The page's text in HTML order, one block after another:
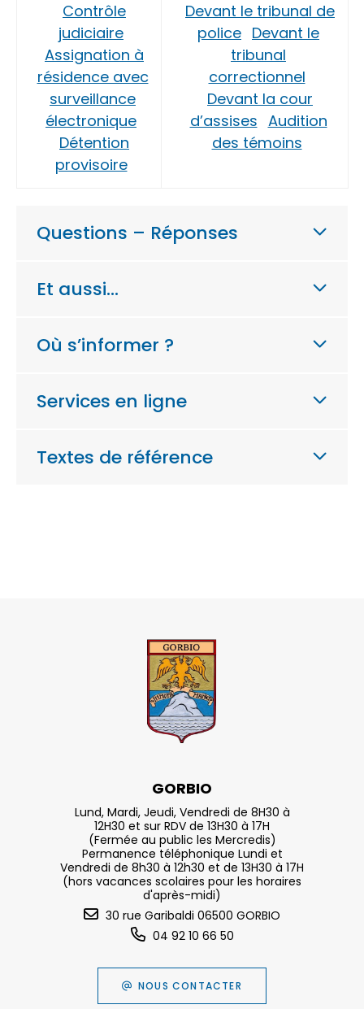
Contrôle
judiciaire
Assignation à
résidence avec
surveillance
électronique
Détention
provisoire
Devant le tribunal de
police Devant le
tribunal
correctionnel
Devant la cour
d’assises Audition
des témoins
Questions – Réponses
Et aussi…
Où s’informer ?
Services en ligne
Textes de référence
GORBIO
Lund, Mardi, Jeudi, Vendredi de 8H30 à
12H30 et sur RDV de 13H30 à 17H
(Fermée au public les Mercredis)
Permanence téléphonique Lundi et
Vendredi de 8h30 à 12h30 et de 13H30 à 17H
(hors vacances scolaires pour les horaires
d'après-midi)
30 rue Garibaldi 06500 GORBIO
04 92 10 66 50
NOUS CONTACTER